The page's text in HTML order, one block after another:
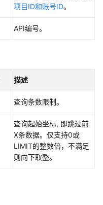
项目ID和账号ID。
API编号。
描述
查询条数限制。
查询起始坐标, 即跳过前
X条数据。仅支持0或
LIMIT的整数倍，不满足
则向下取整。